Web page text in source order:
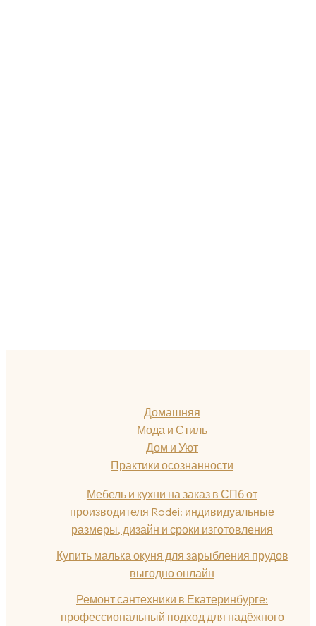
Домашняя
Мода и Стиль
Дом и Уют
Практики осознанности
Мебель и кухни на заказ в СПб от
производителя Rodei: индивидуальные
размеры, дизайн и сроки изготовления
Купить малька окуня для зарыбления прудов
выгодно онлайн
Ремонт сантехники в Екатеринбурге:
профессиональный подход для надёжного